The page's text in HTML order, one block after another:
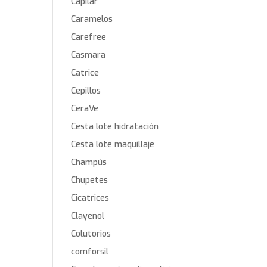
Caramelos
Carefree
Casmara
Catrice
Cepillos
CeraVe
Cesta lote hidratación
Cesta lote maquillaje
Champús
Chupetes
Cicatrices
Clayenol
Colutorios
comforsil